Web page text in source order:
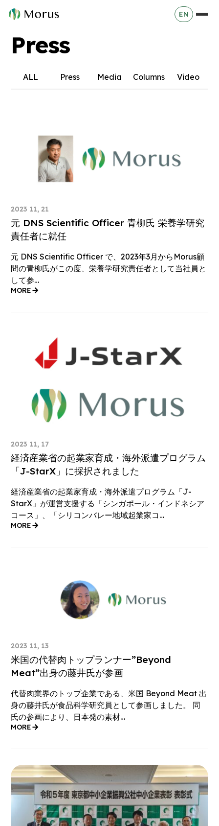
EN
Press
ALL Press Media Columns Video
2023 11, 21
元 DNS Scientific Officer 青柳氏 栄養学研究
責任者に就任
元 DNS Scientific Officer で、2023年3月からMorus顧
問の青柳氏がこの度、栄養学研究責任者として当社員と
して参…
MORE
2023 11, 17
経済産業省の起業家育成・海外派遣プログラム
「J-StarX」に採択されました
経済産業省の起業家育成・海外派遣プログラム「J-
StarX」が運営支援する「シンガポール・インドネシア
コース」、「シリコンバレー地域起業家コ…
MORE
2023 11, 13
米国の代替肉トップランナー”Beyond
Meat”出身の藤井氏が参画
代替肉業界のトップ企業である、米国 Beyond Meat 出
身の藤井氏が食品科学研究員として参画しました。 同
氏の参画により、日本発の素材…
MORE